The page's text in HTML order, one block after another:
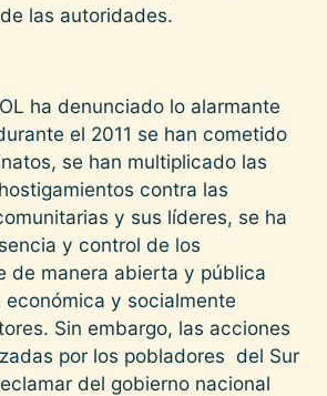
las autoridades.
ha denunciado lo alarmante
el 2011 se han cometido
se han multiplicado las
contra las
y sus líderes, se ha
y control de los
de manera abierta y pública
económica y socialmente
Sin embargo, las acciones
por los pobladores del Sur
del gobierno nacional